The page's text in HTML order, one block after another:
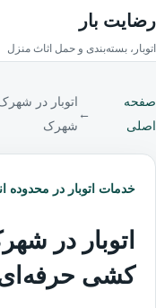
رضایت بار
اتوبار، بسته‌بندی و حمل اثاث منزل
صفحه
اصلی
←
اتوبار در
شهرک
خدمات اتوبار در محدوده
اتوبار در
کشی